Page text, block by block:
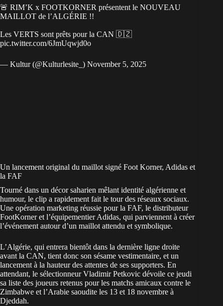
🚨 RIM’K x FOOTKORNER présentent le NOUVEAU
MAILLOT de l’ALGÉRIE !!
Les VERTS sont prêts pour la CAN 🇩🇿
pic.twitter.com/6JmUqwjd0o
— Kultur (@Kulturlesite_) November 5, 2025
Un lancement original du maillot signé Foot Korner, Adidas et
la FAF
Tourné dans un décor saharien mêlant identité algérienne et
humour, le clip a rapidement fait le tour des réseaux sociaux.
Une opération marketing réussie pour la FAF, le distributeur
FootKorner et l’équipementier Adidas, qui parviennent à créer
l’événement autour d’un maillot attendu et symbolique.
L’Algérie, qui entrera bientôt dans la dernière ligne droite
avant la CAN, tient donc son sésame vestimentaire, et un
lancement à la hauteur des attentes de ses supporters. En
attendant, le sélectionneur Vladimir Petkovic dévoile ce jeudi
sa liste des joueurs retenus pour les matchs amicaux contre le
Zimbabwe et l’Arabie saoudite les 13 et 18 novembre à
Djeddah.